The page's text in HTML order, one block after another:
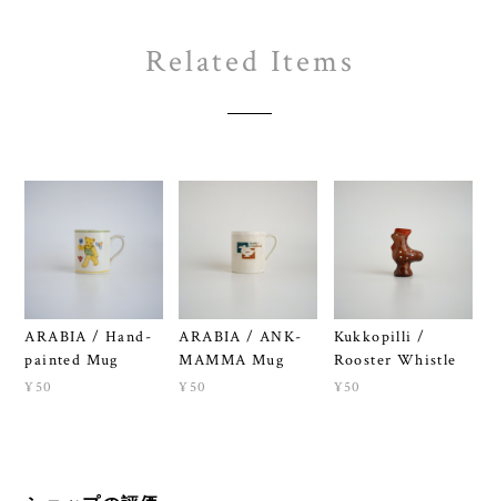
Related Items
ARABIA / Hand-
painted Mug
¥50
ARABIA / ANK-
MAMMA Mug
¥50
Kukkopilli /
Rooster Whistle
¥50